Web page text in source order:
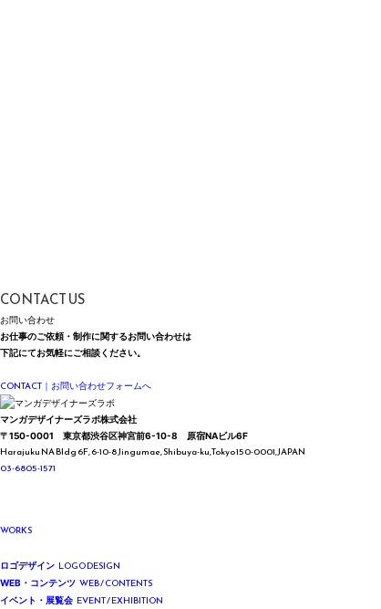
CONTACT US
お問い合わせ
お仕事のご依頼・制作に関するお問い合わせは
下記にてお気軽にご相談ください。
CONTACT ｜お問い合わせフォームへ
マンガデザイナーズラボ株式会社
〒150-0001 東京都渋谷区神宮前6-10-8 原宿NAビル6F
Harajuku NA Bldg 6F, 6-10-8 Jingumae,Shibuya-ku,Tokyo 150-0001,JAPAN
03-6805-1571
WORKS
ロゴデザイン LOGO DESIGN
WEB・コンテンツ WEB / CONTENTS
イベント・展覧会 EVENT / EXHIBITION